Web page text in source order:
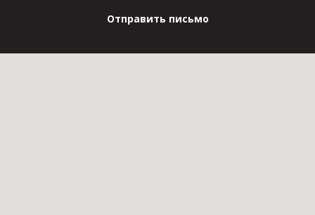
Отправить письмо